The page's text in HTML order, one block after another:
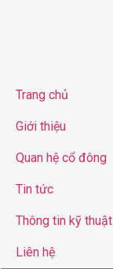
Trang chủ
Giới thiệu
Quan hệ cổ đông
Tin tức
Thông tin kỹ thuật
Liên hệ